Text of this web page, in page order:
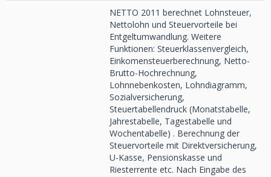
NETTO 2011 berechnet Lohnsteuer,
Nettolohn und Steuervorteile bei
Entgeltumwandlung. Weitere
Funktionen: Steuerklassenvergleich,
Einkomensteuerberechnung, Netto-
Brutto-Hochrechnung,
Lohnnebenkosten, Lohndiagramm,
Sozialversicherung,
Steuertabellendruck (Monatstabelle,
Jahrestabelle, Tagestabelle und
Wochentabelle) . Berechnung der
Steuervorteile mit Direktversicherung,
U-Kasse, Pensionskasse und
Riesterrente etc. Nach Eingabe des